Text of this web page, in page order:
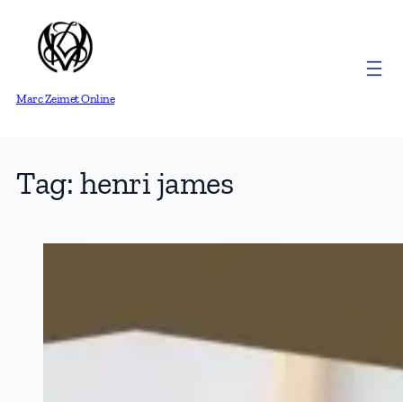
content
Marc Zeimet Online
Tag: henri james